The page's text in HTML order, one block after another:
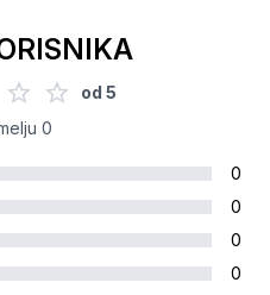
od 5
0
0
0
0
0